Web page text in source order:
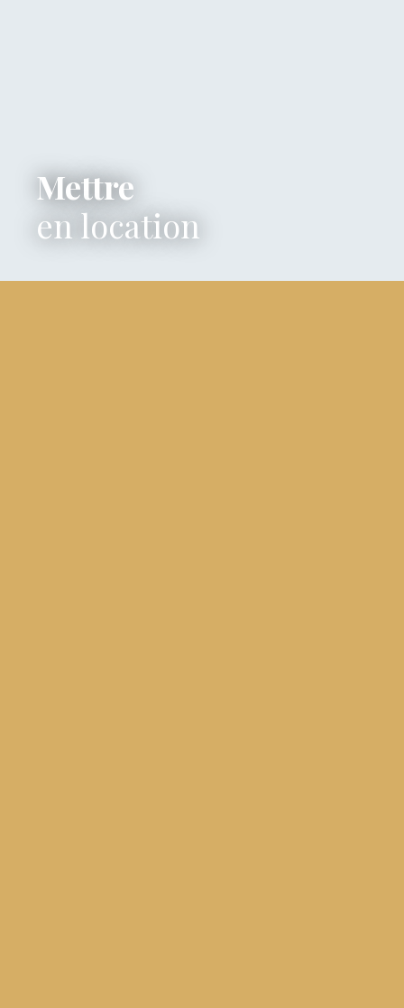
Mettre
en location